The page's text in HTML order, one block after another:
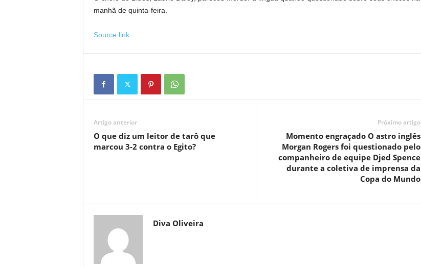
manhã de quinta-feira.
Source link
Artigo anterior
O que diz um leitor de tarô que
marcou 3-2 contra o Egito?
Próximo artigo
Momento engraçado O astro inglês
Morgan Rogers foi questionado pelo
companheiro de equipe Djed Spence
durante a coletiva de imprensa da
Copa do Mundo
Diva Oliveira